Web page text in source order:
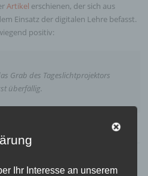
Artikel erschienen, der sich aus
Einsatz der digitalen Lehre befasst.
positiv:
Grab des Tageslichtprojektors
überfällig.
Ihr Interesse an unserem